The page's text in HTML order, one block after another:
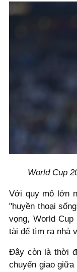
World Cup
Với quy mô lớn
"huyền thoại
vọng, World
tài để tìm ra nhà
Đây còn là thời
chuyển giao